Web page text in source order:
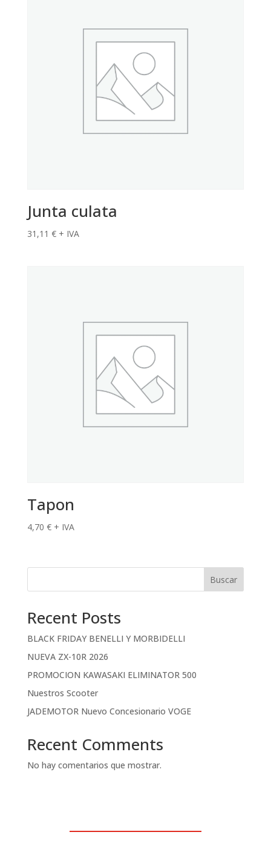
Junta culata
31,11 € + IVA
Tapon
4,70 € + IVA
Buscar
Recent Posts
BLACK FRIDAY BENELLI Y MORBIDELLI
NUEVA ZX-10R 2026
PROMOCION KAWASAKI ELIMINATOR 500
Nuestros Scooter
JADEMOTOR Nuevo Concesionario VOGE
Recent Comments
No hay comentarios que mostrar.